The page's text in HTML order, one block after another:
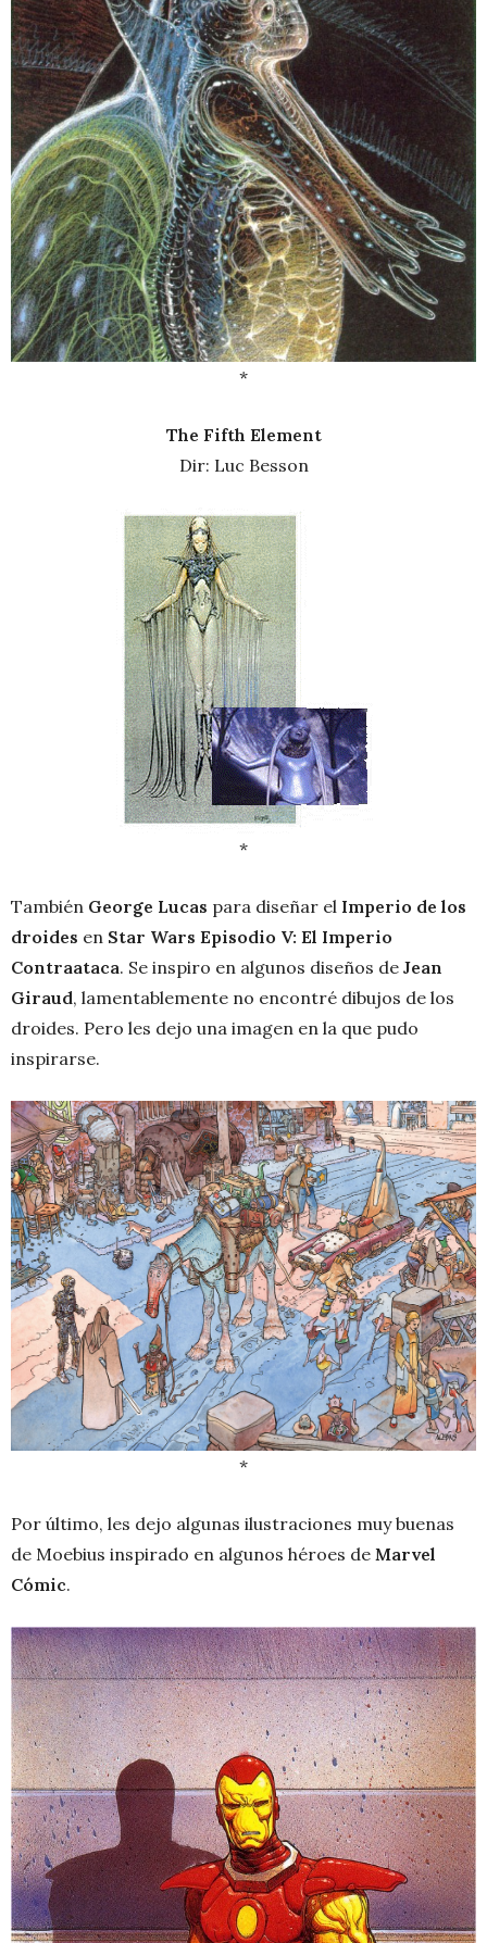
*
The Fifth Element
Dir: Luc Besson
*
También George Lucas para diseñar el Imperio de los
droides en Star Wars Episodio V: El Imperio
Contraataca. Se inspiro en algunos diseños de Jean
Giraud, lamentablemente no encontré dibujos de los
droides. Pero les dejo una imagen en la que pudo
inspirarse.
*
Por último, les dejo algunas ilustraciones muy buenas
de Moebius inspirado en algunos héroes de Marvel
Cómic.